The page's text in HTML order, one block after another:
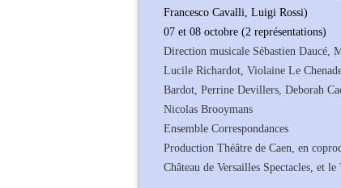
Francesco Cavalli, Luigi Rossi)
07 et 08 octobre (2 représentations)
Direction musicale Sébastien Daucé,
Lucile Richardot, Violaine Le
Bardot, Perrine Devillers, Deborah
Nicolas Brooymans
Ensemble Correspondances
Production Théâtre de Caen, en
Château de Versailles Spectacles, et